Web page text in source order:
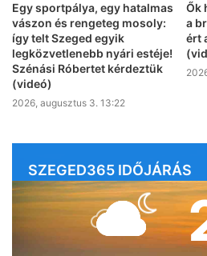
Egy sportpálya, egy hatalmas
vászon és rengeteg mosoly:
így telt Szeged egyik
legközvetlenebb nyári estéje!
Szénási Róbertet kérdeztük
(videó)
2026, augusztus 3. 13:22
Ők
a
ért
SZEGED365 IDŐJÁRÁS